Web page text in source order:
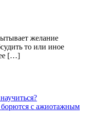
желание
то или иное
[…]
с ажиотажным